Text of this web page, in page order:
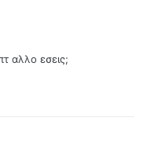
αλλο εσεις;